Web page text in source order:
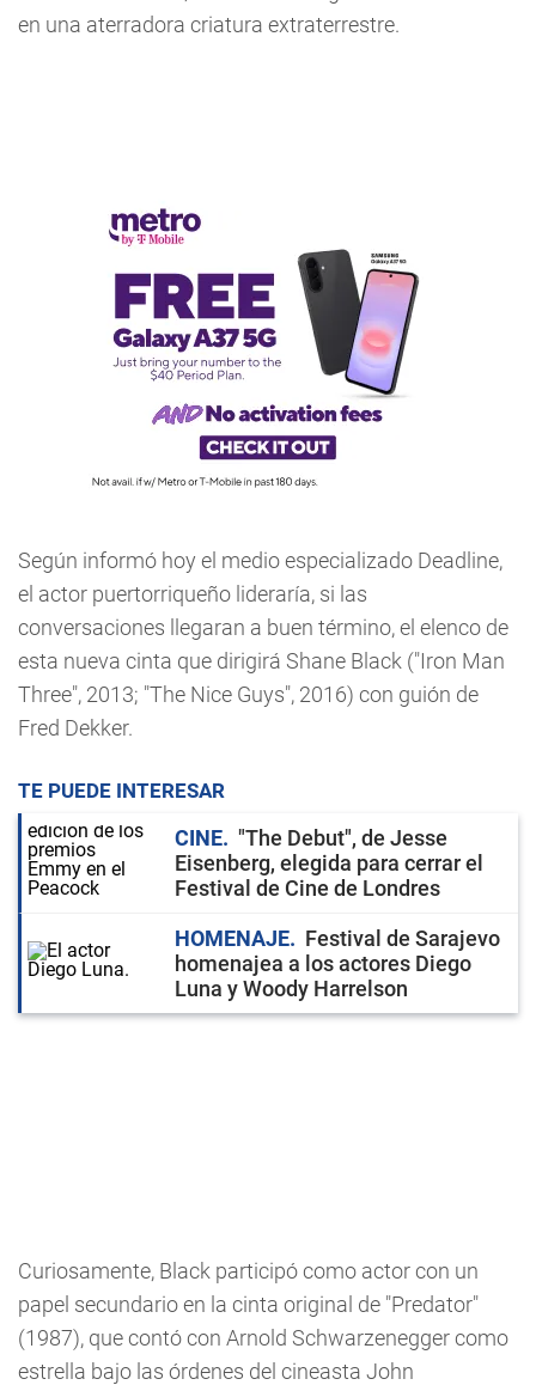
en una aterradora criatura extraterrestre.
Según informó hoy el medio especializado Deadline,
el actor puertorriqueño lideraría, si las
conversaciones llegaran a buen término, el elenco de
esta nueva cinta que dirigirá Shane Black ("Iron Man
Three", 2013; "The Nice Guys", 2016) con guión de
Fred Dekker.
TE PUEDE INTERESAR
CINE
"The Debut", de Jesse
Eisenberg, elegida para cerrar el
Festival de Cine de Londres
HOMENAJE
Festival de Sarajevo
homenajea a los actores Diego
Luna y Woody Harrelson
Curiosamente, Black participó como actor con un
papel secundario en la cinta original de "Predator"
(1987), que contó con Arnold Schwarzenegger como
estrella bajo las órdenes del cineasta John